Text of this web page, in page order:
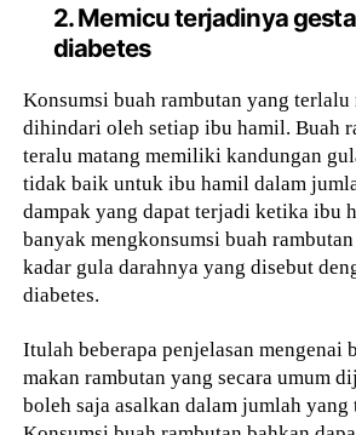
2. Memicu terjadinya
diabetes
Konsumsi buah rambutan yang terlalu
dihindari oleh setiap ibu hamil. Buah
teralu matang memiliki kandungan
tidak baik untuk ibu hamil dalam
dampak yang dapat terjadi ketika ibu
banyak mengkonsumsi buah
kadar gula darahnya yang disebut
diabetes.
Itulah beberapa penjelasan mengenai
makan rambutan yang secara umum
boleh saja asalkan dalam jumlah